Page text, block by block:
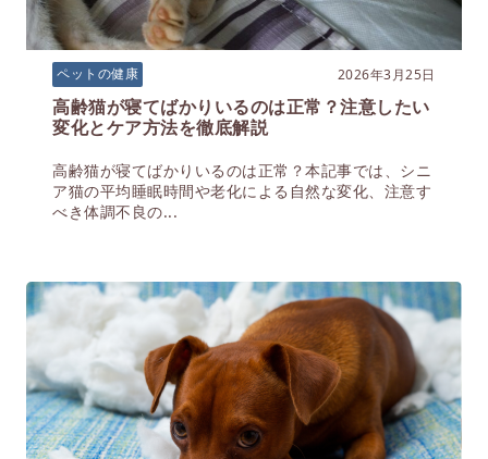
ペットの健康 2026年3月25日
高齢猫が寝てばかりいるのは正常？注意したい
変化とケア方法を徹底解説
高齢猫が寝てばかりいるのは正常？本記事では、シニ
ア猫の平均睡眠時間や老化による自然な変化、注意す
べき体調不良の...